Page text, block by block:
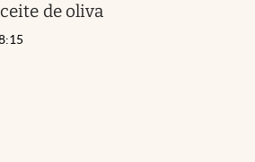
de oliva